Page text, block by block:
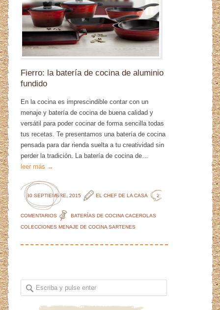
Fierro: la batería de cocina de aluminio
fundido
En la cocina es imprescindible contar con un
menaje y batería de cocina de buena calidad y
versátil para poder cocinar de forma sencilla todas
tus recetas. Te presentamos una batería de cocina
pensada para dar rienda suelta a tu creatividad sin
perder la tradición. La batería de cocina de…
leer más →
30 SEPTIEMBRE, 2015 EL CHEF DE LA CASA 2
COMENTARIOS BATERÍAS DE COCINA CACEROLAS
COLECCIONES MENAJE DE COCINA SARTENES